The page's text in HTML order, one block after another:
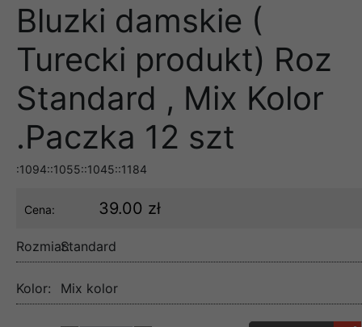
Bluzki damskie (
Turecki produkt) Roz
Standard , Mix Kolor
.Paczka 12 szt
:1094::1055::1045::1184
Cena: 39.00 zł
Rozmiar:Standard
Kolor: Mix kolor